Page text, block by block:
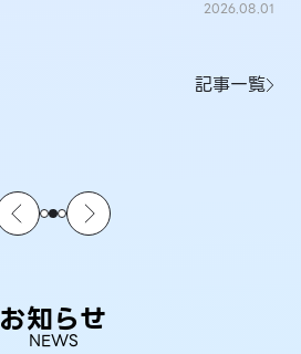
2026.08.01
記事一覧
お知らせ
NEWS